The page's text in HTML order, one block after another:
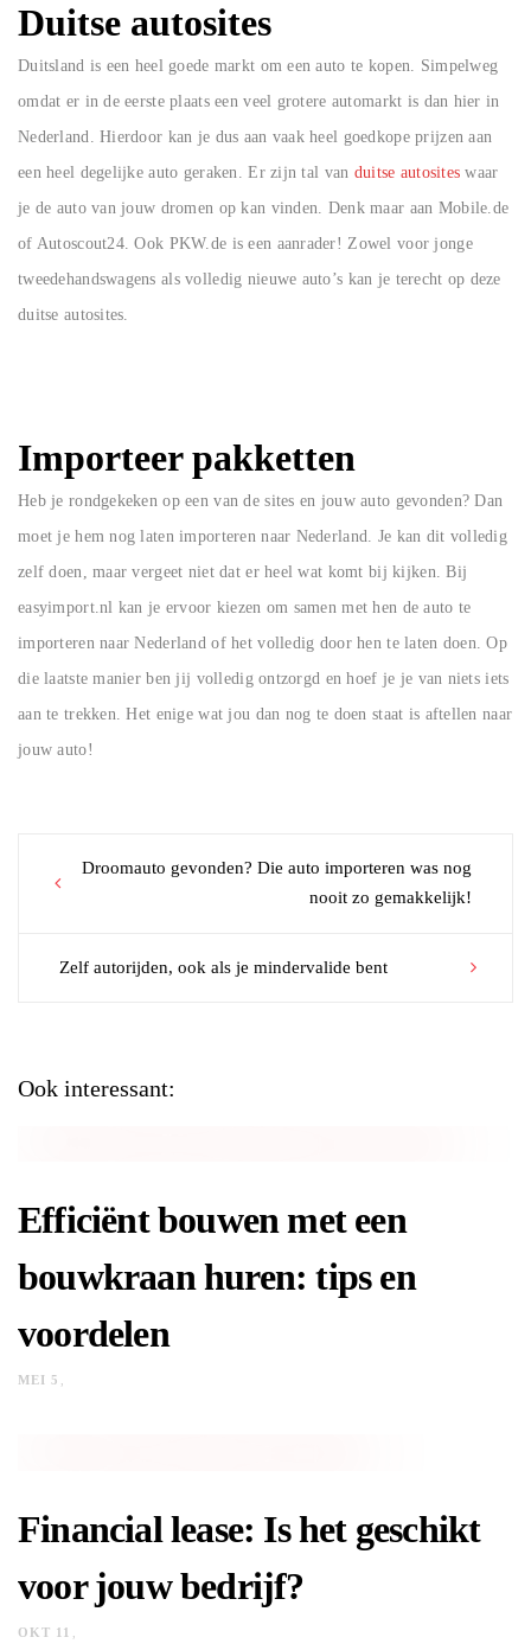
Duitse autosites
Duitsland is een heel goede markt om een auto te kopen. Simpelweg
omdat er in de eerste plaats een veel grotere automarkt is dan hier in
Nederland. Hierdoor kan je dus aan vaak heel goedkope prijzen aan
een heel degelijke auto geraken. Er zijn tal van duitse autosites waar
je de auto van jouw dromen op kan vinden. Denk maar aan Mobile.de
of Autoscout24. Ook PKW.de is een aanrader! Zowel voor jonge
tweedehandswagens als volledig nieuwe auto’s kan je terecht op deze
duitse autosites.
Importeer pakketten
Heb je rondgekeken op een van de sites en jouw auto gevonden? Dan
moet je hem nog laten importeren naar Nederland. Je kan dit volledig
zelf doen, maar vergeet niet dat er heel wat komt bij kijken. Bij
easyimport.nl kan je ervoor kiezen om samen met hen de auto te
importeren naar Nederland of het volledig door hen te laten doen. Op
die laatste manier ben jij volledig ontzorgd en hoef je je van niets iets
aan te trekken. Het enige wat jou dan nog te doen staat is aftellen naar
jouw auto!
PostDroomauto gevonden? Die auto importeren was nog
nooit zo gemakkelijk!
Zelf autorijden, ook als je mindervalide bent
Ook interessant:
Efficiënt bouwen met een
bouwkraan huren: tips en
voordelen
MEI 5
Financial lease: Is het geschikt
voor jouw bedrijf?
OKT 11